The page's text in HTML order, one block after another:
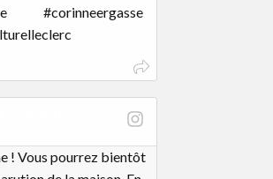
#corinneergasse